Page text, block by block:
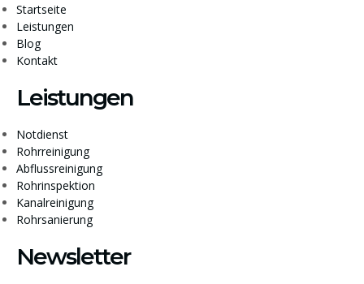
Startseite
Leistungen
Blog
Kontakt
Leistungen
Notdienst
Rohrreinigung
Abflussreinigung
Rohrinspektion
Kanalreinigung
Rohrsanierung
Newsletter